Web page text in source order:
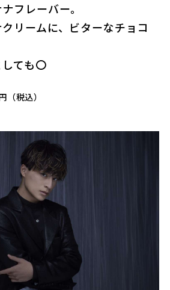
フレーバー。
リームに、ビターなチョコ
ても〇
（税込）